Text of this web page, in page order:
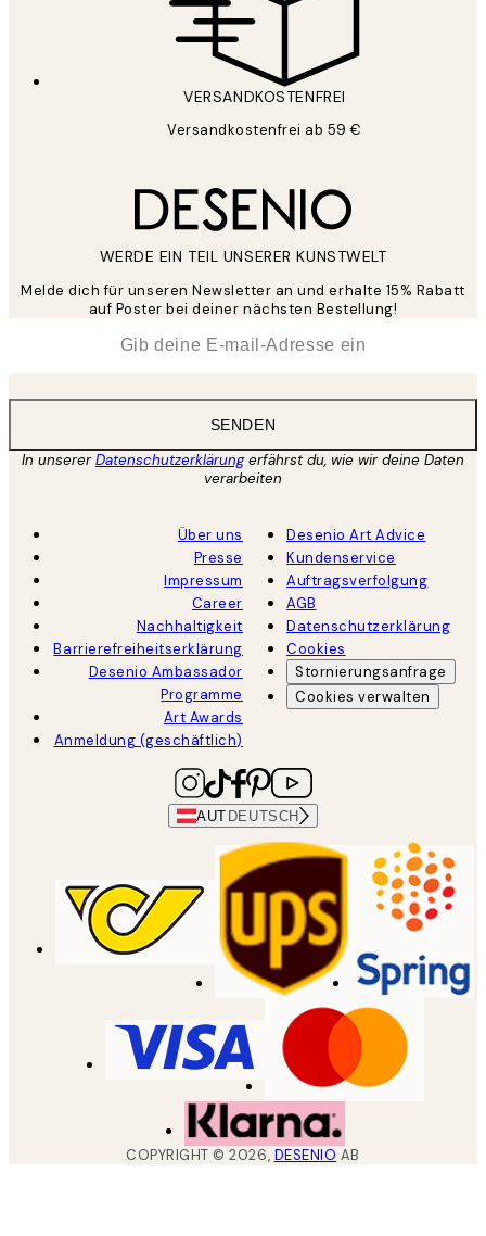
VERSANDKOSTENFREI
Versandkostenfrei ab 59 €
WERDE EIN TEIL UNSERER KUNSTWELT
Melde dich für unseren Newsletter an und erhalte 15% Rabatt
auf Poster bei deiner nächsten Bestellung!
SENDEN
In unsererDatenschutzerklärungerfährst du, wie wir deine Daten
verarbeiten
Über uns
Presse
Impressum
Career
Nachhaltigkeit
Barrierefreiheitserklärung
Desenio Ambassador
Programme
Art Awards
Anmeldung (geschäftlich)
Desenio Art Advice
Kundenservice
Auftragsverfolgung
AGB
Datenschutzerklärung
Cookies
Stornierungsanfrage
Cookies verwalten
AUT DEUTSCH
COPYRIGHT ©2026, DESENIO AB